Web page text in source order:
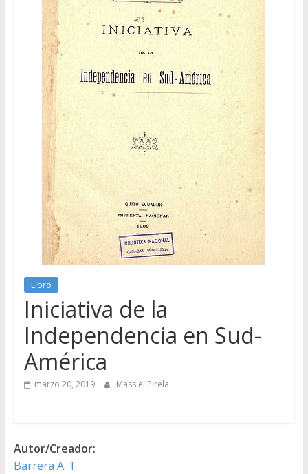
Libro
Iniciativa de la
Independencia en Sud-
América
marzo 20, 2019 Massiel Pirela
Autor/Creador:
Barrera A. T